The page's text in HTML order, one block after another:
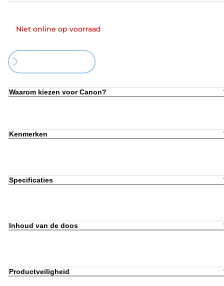
Niet online op voorraad
Loading...
Waarom kiezen voor Canon?
Kenmerken
Specificaties
Inhoud van de doos
Productveiligheid